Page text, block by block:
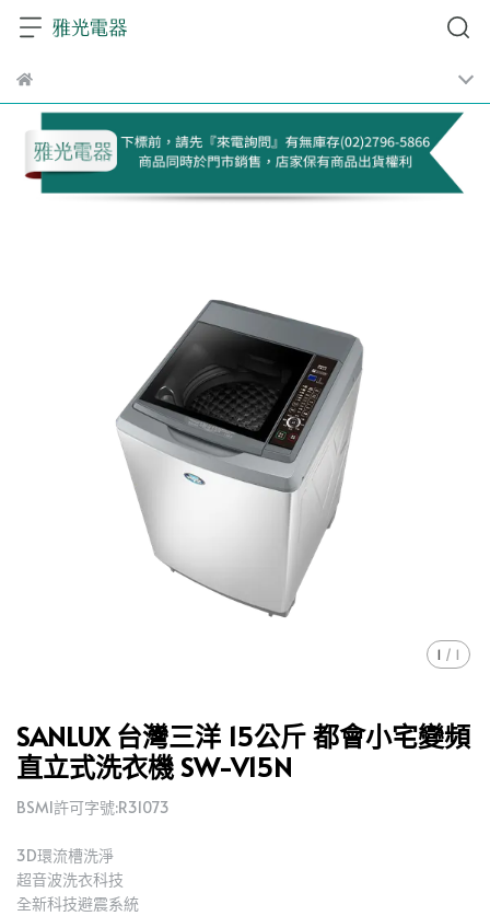
1 / 1
SANLUX 台灣三洋 15公斤 都會小宅變頻
直立式洗衣機 SW-V15N
BSMI許可字號:R31073
3D環流槽洗淨
超音波洗衣科技
全新科技避震系統